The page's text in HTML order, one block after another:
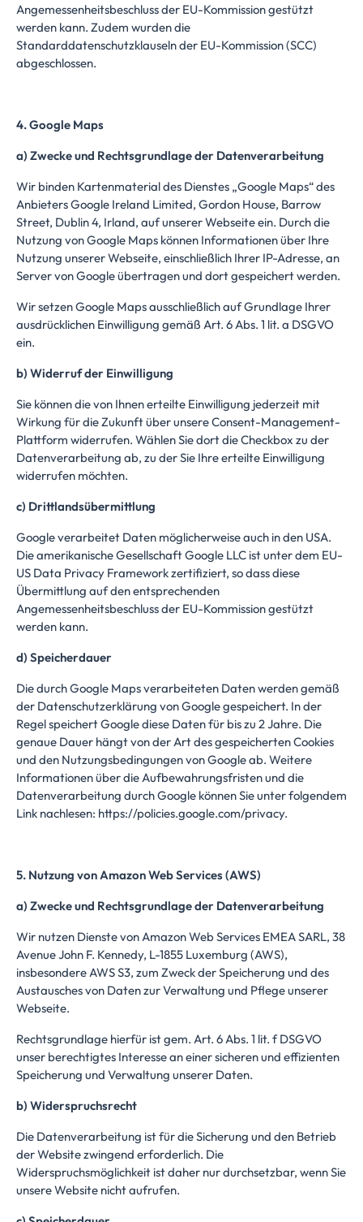
Angemessenheitsbeschluss der EU-Kommissiongestützt
werden kann. Zudem wurden die
Standarddatenschutzklauseln der EU-Kommission (SCC)
abgeschlossen.
4. Google Maps
a) Zwecke und Rechtsgrundlage der Datenverarbeitung
Wir binden Kartenmaterial des Dienstes „Google Maps“ des
Anbieters Google Ireland Limited, Gordon House, Barrow
Street, Dublin 4, Irland, auf unserer Webseite ein. Durch die
Nutzung von Google Maps können Informationen über Ihre
Nutzung unserer Webseite, einschließlich Ihrer IP-Adresse, an
Server von Google übertragen und dort gespeichert werden.
Wir setzen Google Maps ausschließlich auf Grundlage Ihrer
ausdrücklichen Einwilligung gemäß Art. 6 Abs. 1 lit. a DSGVO
ein.
b) Widerruf der Einwilligung
Sie können die von Ihnen erteilte Einwilligung jederzeit mit
Wirkung für die Zukunft über unsere Consent-Management-
Plattform widerrufen. Wählen Sie dort die Checkbox zu der
Datenverarbeitung ab, zu der Sie Ihre erteilte Einwilligung
widerrufen möchten.
c) Drittlandsübermittlung
Google verarbeitet Daten möglicherweise auch in den USA.
Die amerikanische Gesellschaft Google LLC ist unter dem EU-
US Data Privacy Framework zertifiziert, so dass diese
Übermittlung auf den entsprechenden
Angemessenheitsbeschluss der EU-Kommissiongestützt
werden kann.
d) Speicherdauer
Die durch Google Maps verarbeiteten Daten werden gemäß
der Datenschutzerklärung von Google gespeichert. In der
Regel speichert Google diese Daten für bis zu 2 Jahre. Die
genaue Dauer hängt von der Art des gespeicherten Cookies
und den Nutzungsbedingungen von Google ab. Weitere
Informationen über die Aufbewahrungsfristen und die
Datenverarbeitung durch Google können Sie unter folgendem
Link nachlesen: https://policies.google.com/privacy.
5. Nutzung von Amazon Web Services (AWS)
a) Zwecke und Rechtsgrundlage der Datenverarbeitung
Wir nutzen Dienste von Amazon Web Services EMEA SARL, 38
Avenue John F. Kennedy, L-1855 Luxemburg (AWS),
insbesondere AWS S3, zum Zweck der Speicherung und des
Austausches von Daten zur Verwaltung und Pflege unserer
Webseite.
Rechtsgrundlage hierfür ist gem. Art. 6 Abs. 1 lit. f DSGVO
unser berechtigtes Interesse an einer sicheren und effizienten
Speicherung und Verwaltung unserer Daten.
b) Widerspruchsrecht
Die Datenverarbeitung ist für die Sicherung und den Betrieb
der Website zwingend erforderlich. Die
Widerspruchsmöglichkeit ist daher nur durchsetzbar, wenn Sie
unsere Website nicht aufrufen.